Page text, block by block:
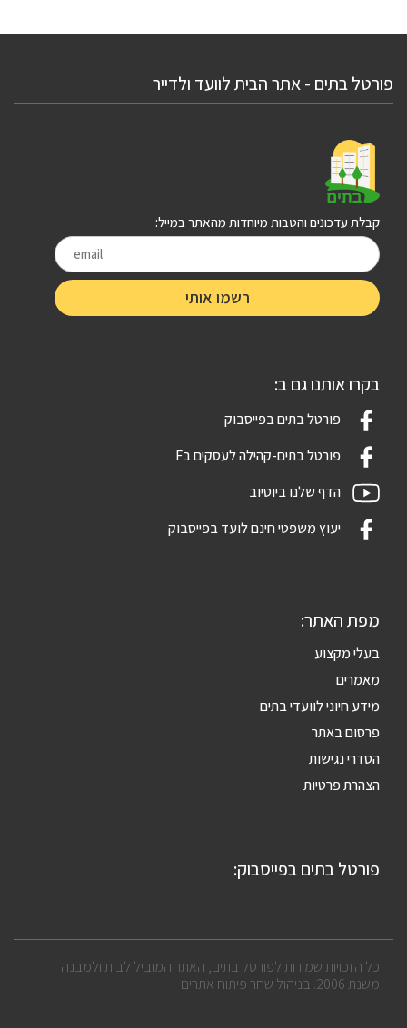
פורטל בתים - אתר הבית לוועד ולדייר
קבלת עדכונים והטבות מיוחדות מהאתר במייל:
בקרו אותנו גם ב:
פורטל בתים בפייסבוק
פורטל בתים-קהילה לעסקים בF
הדף שלנו ביוטיוב
יעוץ משפטי חינם לועד בפייסבוק
מפת האתר:
בעלי מקצוע
מאמרים
מידע חיוני לוועדי בתים
פרסום באתר
הסדרי נגישות
הצהרת פרטיות
פורטל בתים בפייסבוק:
כל הזכויות שמורות לפורטל בתים, האתר המוביל לבית ולמבנה
משנת 2006. בניהול שחר פיתוח אתרים